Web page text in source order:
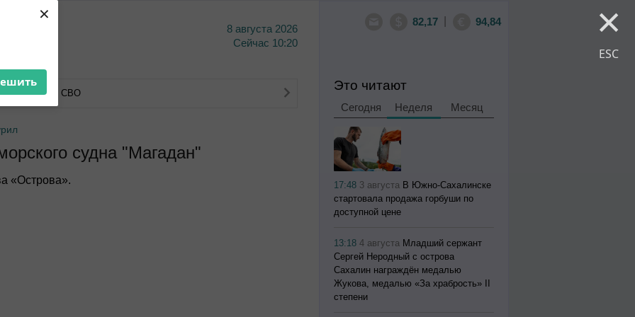
× ×
ESC
8 августа 2026
Сейчас 10:20
82,17 94,84
ветеранов СВО
судна "Магадан"
«Острова».
Это читают
Сегодня Неделя Месяц
17:48 3 августа В Южно-Сахалинске
стартовала продажа горбуши по
доступной цене
13:184 августа Младший сержант
Сергей Неродный с острова
Сахалин награждён медалью
Жукова, медалью «За храбрость» II
степени